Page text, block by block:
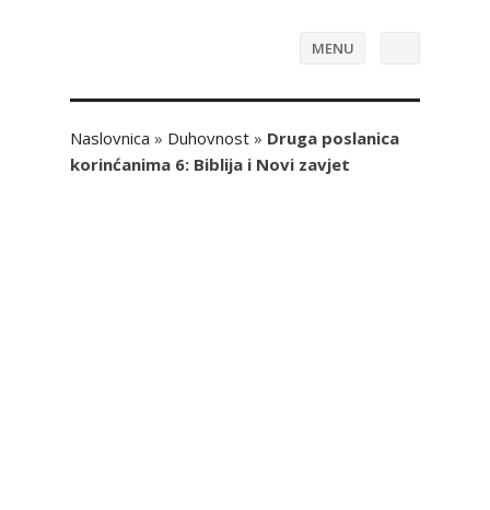
MENU
Naslovnica » Duhovnost » Druga poslanica
korinćanima 6: Biblija i Novi zavjet